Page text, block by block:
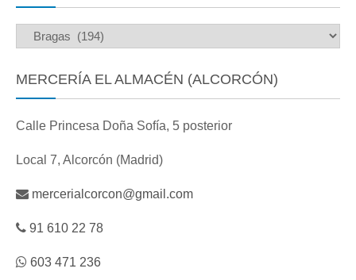
MERCERÍA EL ALMACÉN (ALCORCÓN)
Calle Princesa Doña Sofía, 5 posterior
Local 7, Alcorcón (Madrid)
mercerialcorcon@gmail.com
91 610 22 78
603 471 236